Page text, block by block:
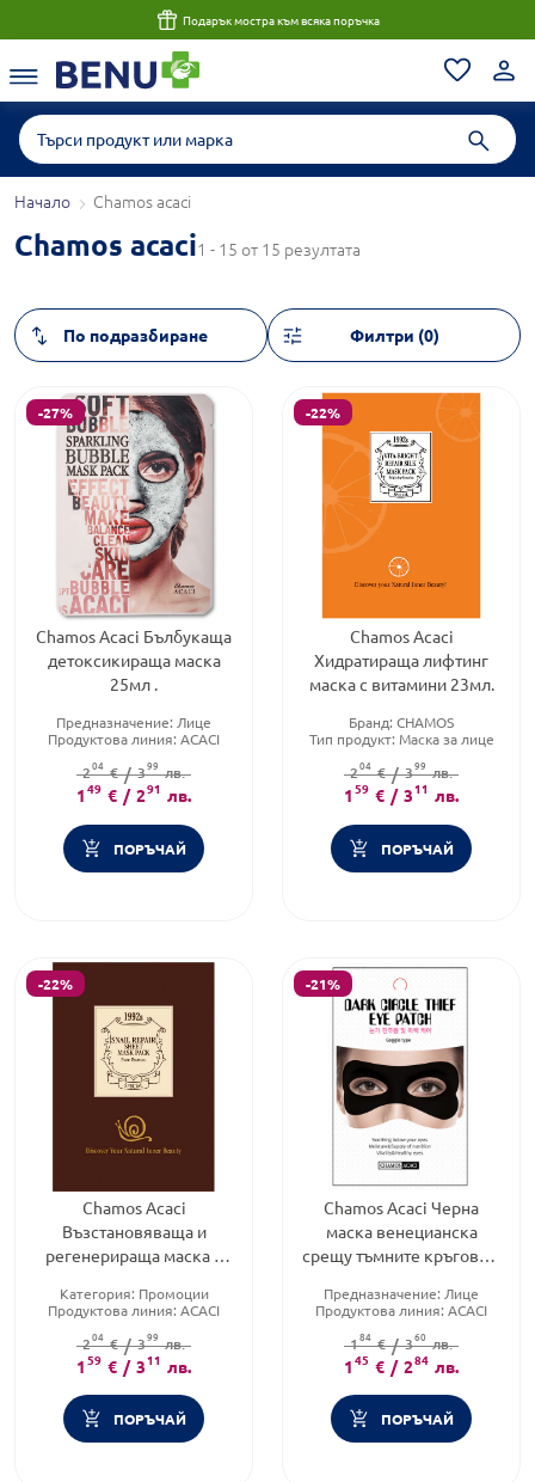
Подарък мостра към всяка поръчка
Начало Chamos acaci
Chamos acaci1 - 15 от 15 резултата
Филтри (0)
-27%
Chamos Acaci Бълбукаща
детоксикираща маска
25мл .
Предназначение: Лице
Продуктова линия: ACACI
204€ / 399 лв.
149 € / 291 лв.
ПОРЪЧАЙ
-22%
Chamos Acaci
Хидратираща лифтинг
маска с витамини 23мл.
Бранд: CHAMOS
Тип продукт: Маска за лице
204€ / 399 лв.
159 € / 311 лв.
ПОРЪЧАЙ
-22%
Chamos Acaci
Възстановяваща и
регенерираща маска с
Категория: Промоции
Продуктова линия: ACACI
204€ / 399 лв.
159 € / 311 лв.
ПОРЪЧАЙ
-21%
Chamos Acaci Черна
маска венецианска
срещу тъмните кръгове с
Предназначение: Лице
Продуктова линия: ACACI
козметика
184€ / 360 лв.
145 € / 284 лв.
ПОРЪЧАЙ